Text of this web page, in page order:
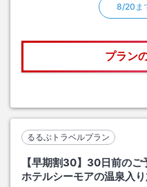
8/20ま
プラン
るるぶトラベルプラン
【早期割30】30日前の
ホテルシーモアの温泉入